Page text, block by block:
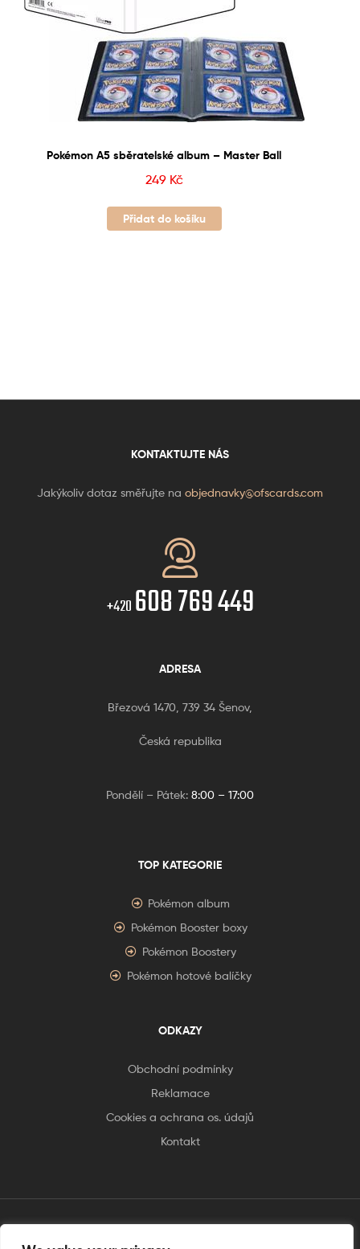
Pokémon A5 sběratelské album – Master Ball
249 Kč
Přidat do košíku
KONTAKTUJTE NÁS
Jakýkoliv dotaz směřujte na objednavky@ofscards.com
+420 608 769 449
ADRESA
Březová 1470, 739 34 Šenov,
Česká republika
Pondělí – Pátek: 8:00 – 17:00
TOP KATEGORIE
Pokémon album
Pokémon Booster boxy
Pokémon Boostery
Pokémon hotové balíčky
ODKAZY
Obchodní podmínky
Reklamace
Cookies a ochrana os. údajů
Kontakt